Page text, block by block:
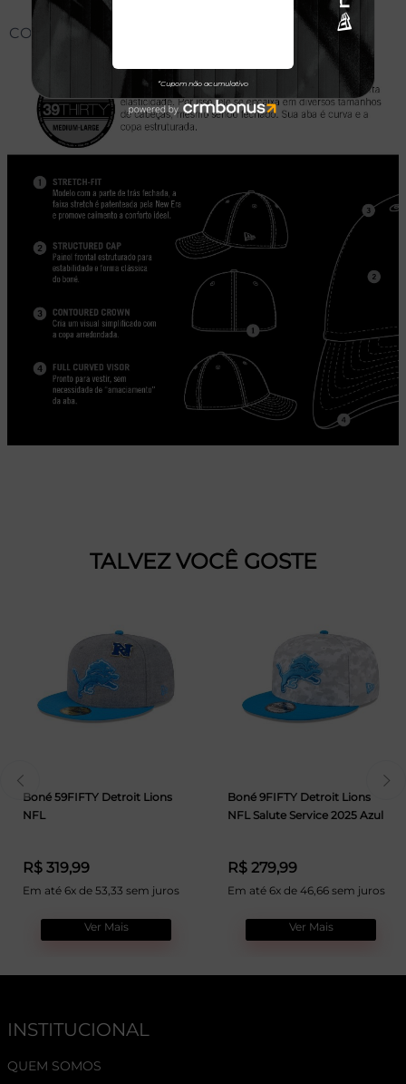
CONHEÇA O MODELO DO BONÉ
TALVEZ VOCÊ GOSTE
Boné 59FIFTY Detroit Lions
NFL
R$ 319,99
Em até 6x de 53,33 sem juros
Ver Mais
Boné 9FIFTY Detroit Lions
NFL Salute Service 2025 Azul
R$ 279,99
Em até 6x de 46,66 sem juros
Ver Mais
INSTITUCIONAL
QUEM SOMOS